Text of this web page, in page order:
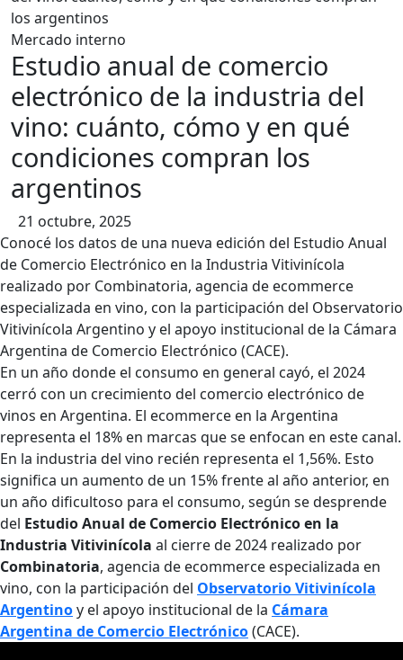
contenido
Mercado interno
Estudio anual de comercio
electrónico de la industria del
vino: cuánto, cómo y en qué
condiciones compran los
argentinos
21 octubre, 2025
Conocé los datos de una nueva edición del Estudio Anual
de Comercio Electrónico en la Industria Vitivinícola
realizado por Combinatoria, agencia de ecommerce
especializada en vino, con la participación del Observatorio
Vitivinícola Argentino y el apoyo institucional de la Cámara
Argentina de Comercio Electrónico (CACE).
En un año donde el consumo en general cayó, el 2024
cerró con un crecimiento del comercio electrónico de
vinos en Argentina. El ecommerce en la Argentina
representa el 18% en marcas que se enfocan en este canal.
En la industria del vino recién representa el 1,56%. Esto
significa un aumento de un 15% frente al año anterior, en
un año dificultoso para el consumo, según se desprende
del Estudio Anual de Comercio Electrónico en la
Industria Vitivinícola al cierre de 2024 realizado por
Combinatoria, agencia de ecommerce especializada en
vino, con la participación del Observatorio Vitivinícola
Argentinoy el apoyo institucional de la Cámara
Argentina de Comercio Electrónico(CACE).